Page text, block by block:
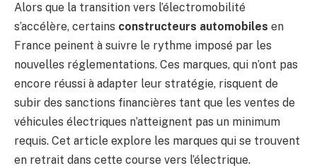
Alors que la transition vers l’électromobilité
s’accélère, certains constructeurs automobiles en
France peinent à suivre le rythme imposé par les
nouvelles réglementations. Ces marques, qui n’ont pas
encore réussi à adapter leur stratégie, risquent de
subir des sanctions financières tant que les ventes de
véhicules électriques n’atteignent pas un minimum
requis. Cet article explore les marques qui se trouvent
en retrait dans cette course vers l’électrique.